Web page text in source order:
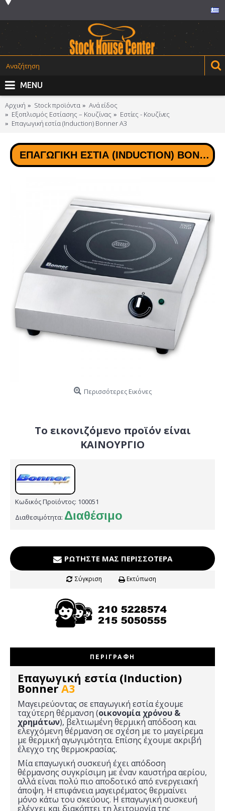
MENU
Αρχική Stock προϊόντα
Ανά είδος
Εξοπλισμός Εστίασης – Κουζίνας
Εστίες - Κουζίνες
Επαγωγική εστία (Induction) Βοnner A3
ΕΠΑΓΩΓΙΚΉ ΕΣΤΊΑ (INDUCTION) ΒΟNNER A3
Περισσότερες Εικόνες
Το εικονιζόμενο προϊόν είναι
ΚΑΙΝΟΥΡΓΙΟ
Κωδικός Προϊόντος: 100051
Διαθεσιμότητα: Διαθέσιμο
ΡΩΤΉΣΤΕ ΜΑΣ ΠΕΡΙΣΣΌΤΕΡΑ
Σύγκριση Εκτύπωση
ΠΕΡΙΓΡΑΦΉ
Επαγωγική εστία (Induction)
BonnerA3
Μαγειρεύοντας σε επαγωγική εστία έχουμε
ταχύτερη θέρμανση (οικονομία χρόνου &
χρημάτων), βελτιωμένη θερμική απόδοση και
ελεγχόμενη θέρμανση σε σχέση με το μαγείρεμα
με θερμική αγωγιμότητα. Επίσης έχουμε ακριβή
έλεγχο της θερμοκρασίας.
Μία επαγωγική συσκευή έχει απόδοση
θέρμανσης συγκρίσιμη με έναν καυστήρα αερίου,
αλλά είναι πολύ πιο αποδοτικό από ενεργειακή
άποψη. Η επιφάνεια μαγειρέματος θερμαίνει
μόνο κάτω του σκεύους. Η επαγωγική συσκευή
ελέγχει και διακόπτει τη λειτουργία της